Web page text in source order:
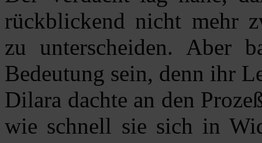
rückblickend nicht mehr
zu unterscheiden. Aber
Bedeutung sein, denn ihr
Dilara dachte an den
wie schnell sie sich in